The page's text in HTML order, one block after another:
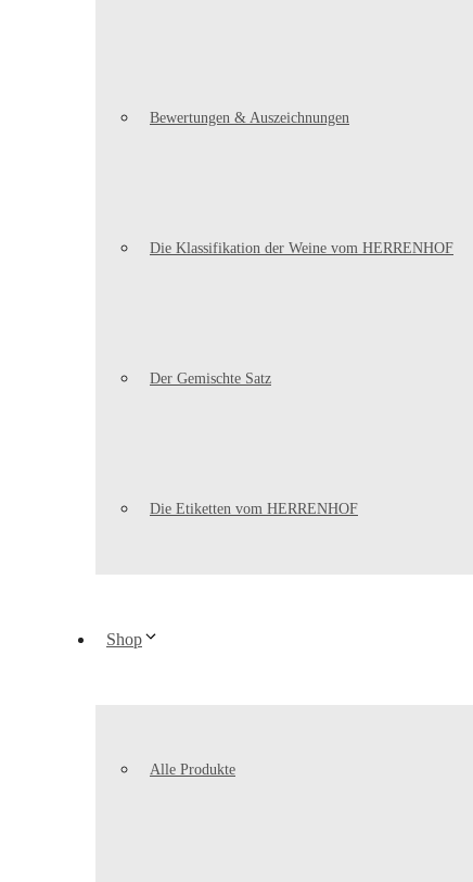
Bewertungen & Auszeichnungen
Die Klassifikation der Weine vom HERRENHOF
Der Gemischte Satz
Die Etiketten vom HERRENHOF
Shop
Alle Produkte